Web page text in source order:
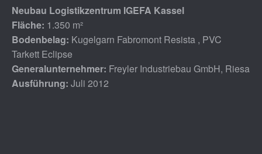
Neubau Logistikzentrum IGEFA Kassel
Fläche: 1.350 m²
Bodenbelag: Kugelgarn Fabromont Resista , PVC
Tarkett Eclipse
Generalunternehmer: Freyler Industriebau GmbH, Riesa
Ausführung: Juli 2012